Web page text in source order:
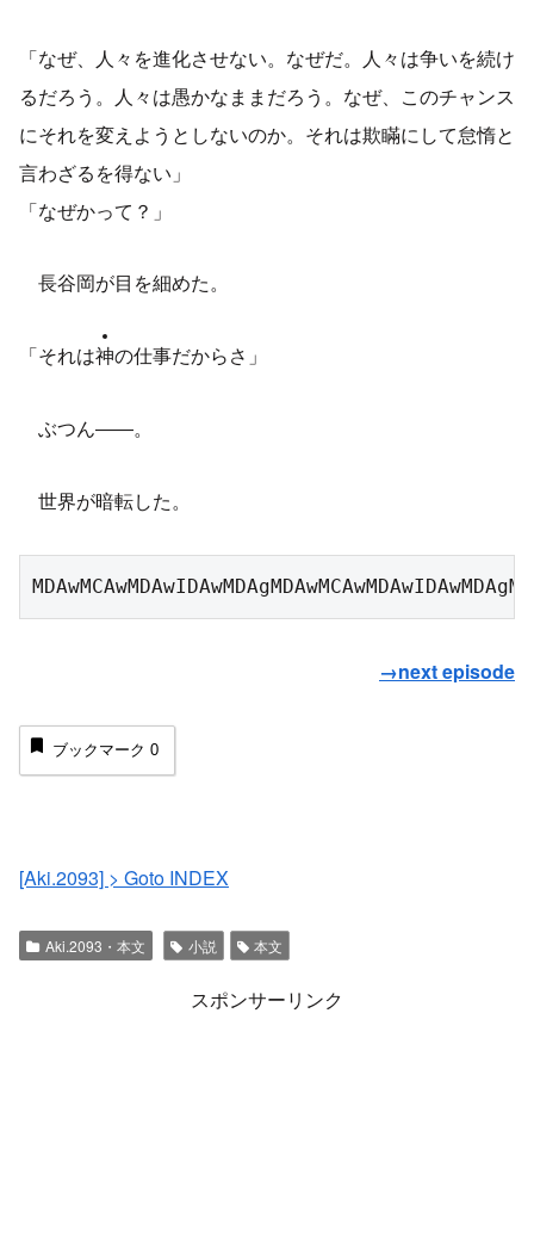
「なぜ、人々を進化させない。なぜだ。人々は争いを続け
るだろう。人々は愚かなままだろう。なぜ、このチャンス
にそれを変えようとしないのか。それは欺瞞にして怠惰と
言わざるを得ない」
「なぜかって？」
長谷岡が目を細めた。
「それは神の仕事だからさ」
ぶつん――。
世界が暗転した。
→next episode
ブックマーク 0
[Aki.2093] > Goto INDEX
Aki.2093・本文 小説 本文
スポンサーリンク